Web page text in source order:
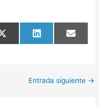
Compartir
en
Compartir
en
en
Entrada siguiente →